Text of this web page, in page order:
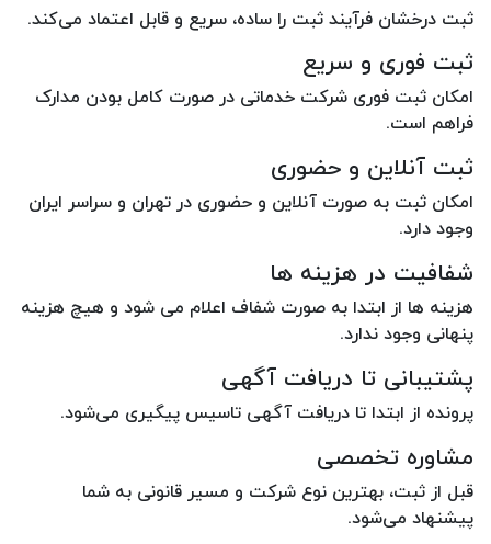
ثبت درخشان فرآیند ثبت را ساده، سریع و قابل اعتماد می‌کند.
ثبت فوری و سریع
امکان ثبت فوری شرکت خدماتی در صورت کامل بودن مدارک
فراهم است.
ثبت آنلاین و حضوری
امکان ثبت به صورت آنلاین و حضوری در تهران و سراسر ایران
وجود دارد.
شفافیت در هزینه ها
هزینه ها از ابتدا به صورت شفاف اعلام می شود و هیچ هزینه
پنهانی وجود ندارد.
پشتیبانی تا دریافت آگهی
پرونده از ابتدا تا دریافت آگهی تاسیس پیگیری می‌شود.
مشاوره تخصصی
قبل از ثبت، بهترین نوع شرکت و مسیر قانونی به شما
پیشنهاد می‌شود.